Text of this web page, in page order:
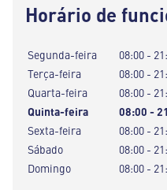
Horário de
Segunda-feira
08:00 -
Terça-feira
08:00 -
Quarta-feira
08:00 -
Quinta-feira
08:00 -
Sexta-feira
08:00 -
Sábado
08:00 -
Domingo
08:00 -